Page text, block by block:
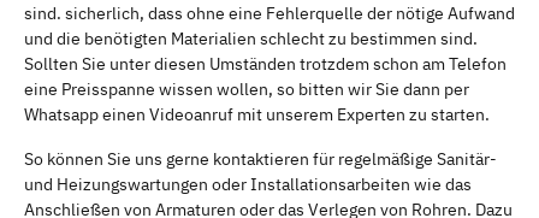
sind. sicherlich, dass ohne eine Fehlerquelle der nötige Aufwand
und die benötigten Materialien schlecht zu bestimmen sind.
Sollten Sie unter diesen Umständen trotzdem schon am Telefon
eine Preisspanne wissen wollen, so bitten wir Sie dann per
Whatsapp einen Videoanruf mit unserem Experten zu starten.
So können Sie uns gerne kontaktieren für regelmäßige Sanitär-
und Heizungswartungen oder Installationsarbeiten wie das
Anschließen von Armaturen oder das Verlegen von Rohren. Dazu